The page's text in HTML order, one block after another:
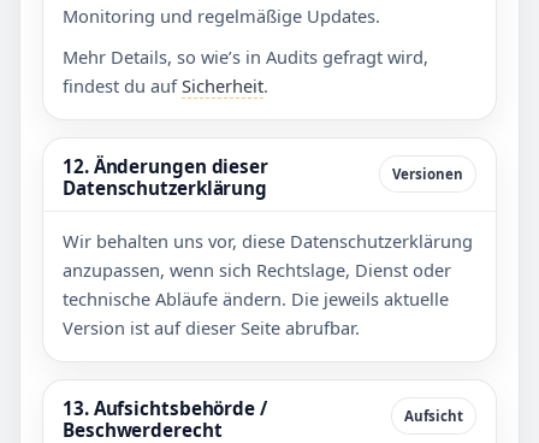
Monitoring und regelmäßige Updates.
Mehr Details, so wie’s in Audits gefragt wird,
findest du aufSicherheit.
12. Änderungen dieser
Datenschutzerklärung
Versionen
Wir behalten uns vor, diese Datenschutzerklärung
anzupassen, wenn sich Rechtslage, Dienst oder
technische Abläufe ändern. Die jeweils aktuelle
Version ist auf dieser Seite abrufbar.
13. Aufsichtsbehörde /
Beschwerderecht
Aufsicht